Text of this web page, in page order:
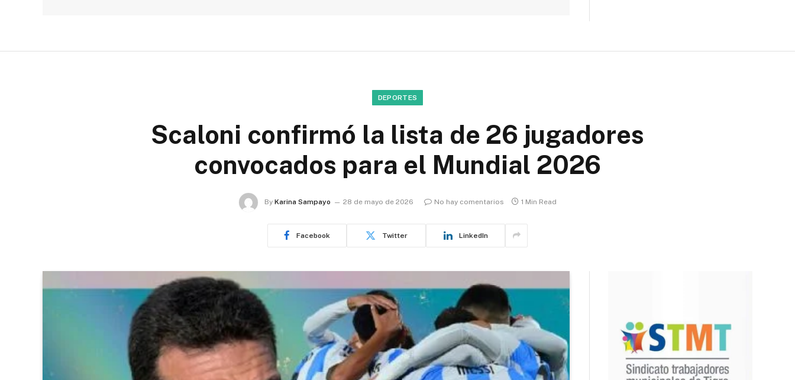
DEPORTES
Scaloni confirmó la lista de 26 jugadores
convocados para el Mundial 2026
By Karina Sampayo 28 de mayo de 2026 No hay comentarios 1 Min Read
Facebook Twitter LinkedIn